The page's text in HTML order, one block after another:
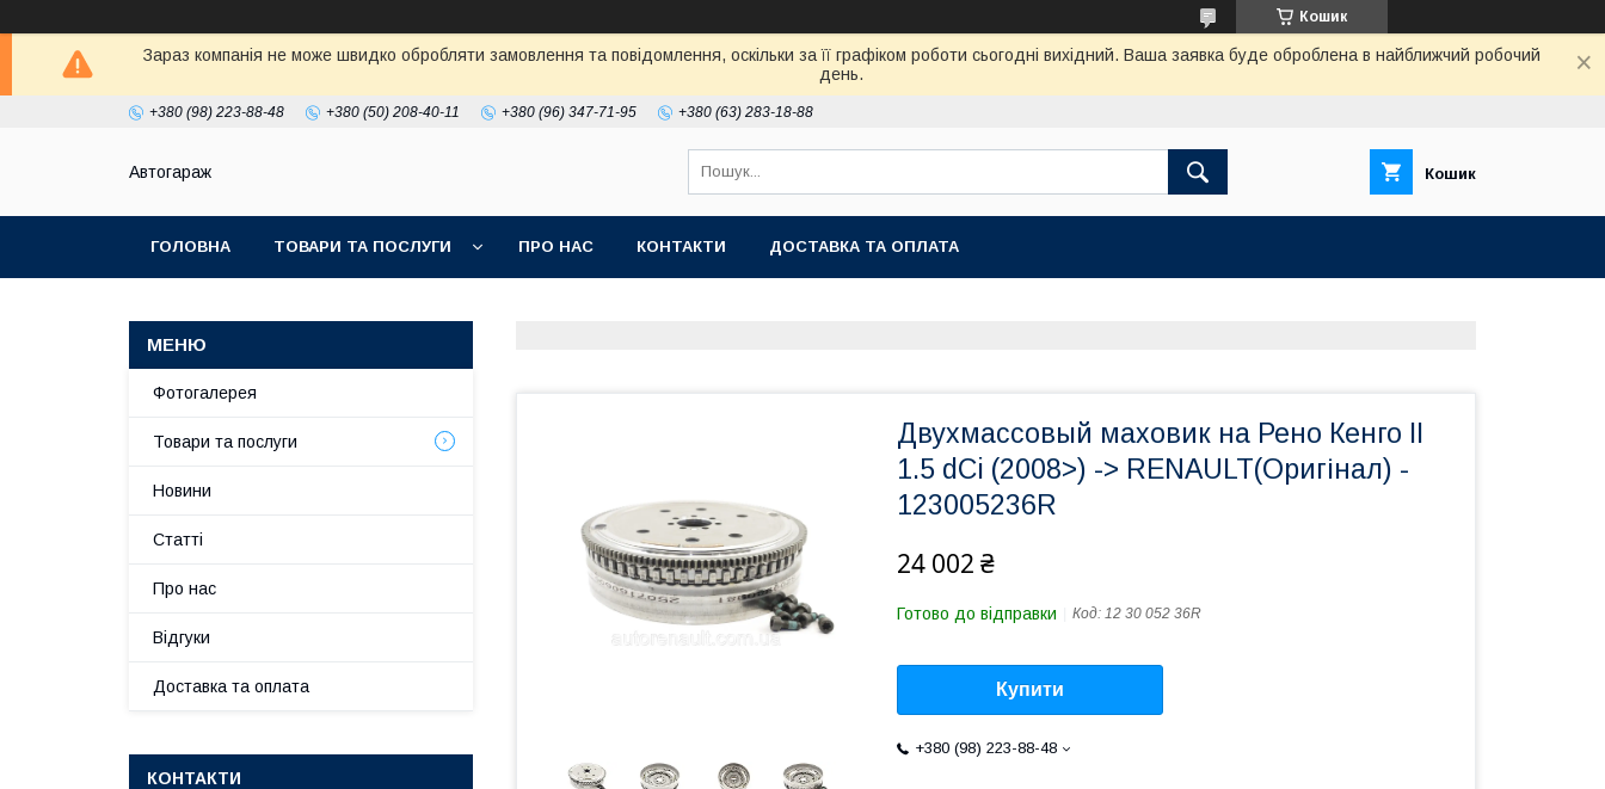
Кошик
Зараз компанія не може швидко обробляти замовлення та повідомлення, оскільки за її графіком роботи сьогодні вихідний. Ваша заявка буде оброблена в найближчий робочий
день.
+380 (98) 223-88-48 +380 (50) 208-40-11 +380 (96) 347-71-95 +380 (63) 283-18-88
Автогараж Кошик
ГОЛОВНА ТОВАРИ ТА ПОСЛУГИ ПРО НАС КОНТАКТИ ДОСТАВКА ТА ОПЛАТА
Двухмассовый маховик на Рено Кенго II
1.5 dCi (2008>) -> RENAULT(Оригінал) -
123005236R
24 002 ₴
Готово до відправки Код: 12 30 052 36R
Купити
+380 (98) 223-88-48
Фотогалерея
Товари та послуги
Новини
Статті
Про нас
Відгуки
Доставка та оплата
КОНТАКТИ